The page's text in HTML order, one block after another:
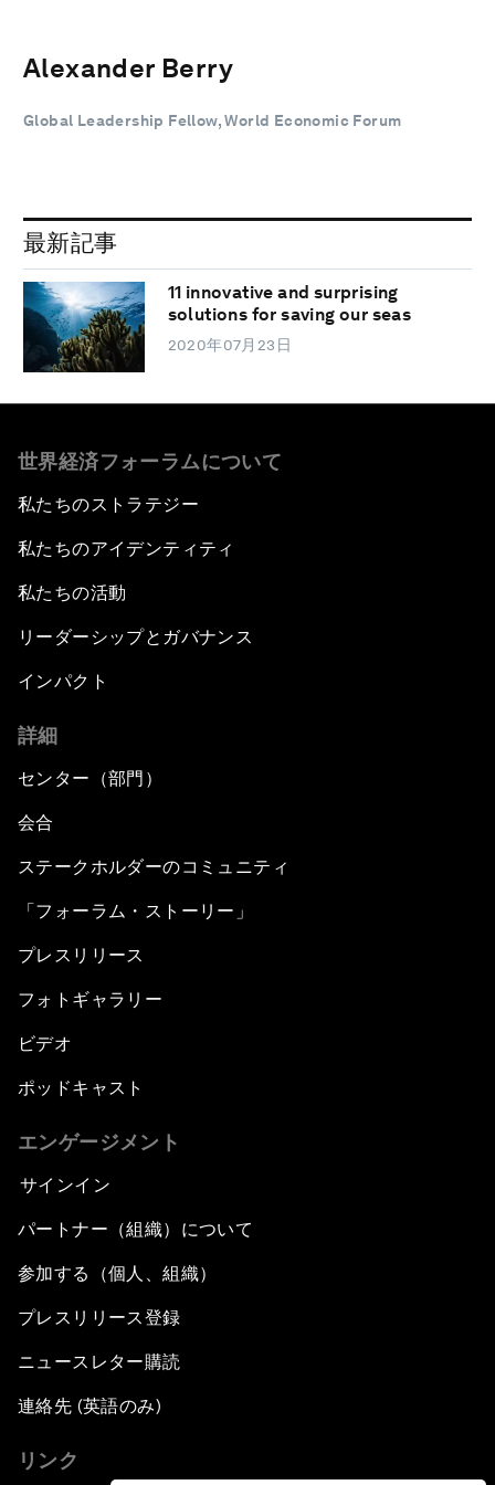
Alexander Berry
Global Leadership Fellow, World Economic Forum
最新記事
11 innovative and surprising
solutions for saving our seas
2020年07月23日
世界経済フォーラムについて
私たちのストラテジー
私たちのアイデンティティ
私たちの活動
リーダーシップとガバナンス
インパクト
詳細
センター（部門）
会合
ステークホルダーのコミュニティ
「フォーラム・ストーリー」
プレスリリース
フォトギャラリー
ビデオ
ポッドキャスト
エンゲージメント
サインイン
パートナー（組織）について
参加する（個人、組織）
プレスリリース登録
ニュースレター購読
連絡先 (英語のみ)
リンク